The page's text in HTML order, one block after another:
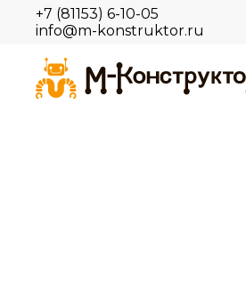
+7 (81153) 6-10-05
info@m-konstruktor.ru